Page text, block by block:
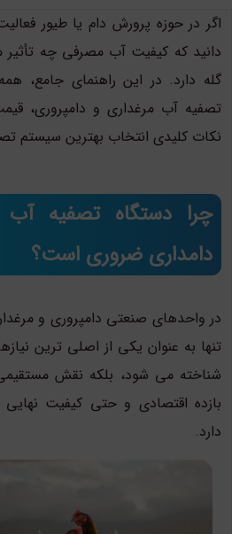
اگر در حوزه پرورش دام یا طیور
دانید که کیفیت آب مصرفی چه
گله دارد. در این راهنمای جامع،
تصفیه آب مرغداری و دامپروری،
نکات کلیدی انتخاب بهترین سیستم
چرا دستگاه تصفیه آب
دامداری ضروری است؟
در واحدهای صنعتی دامپروری و
تنها به عنوان یکی از اصلی ترین
شناخته می شود، بلکه نقش
بازده اقتصادی و حتی کیفیت
دارد.